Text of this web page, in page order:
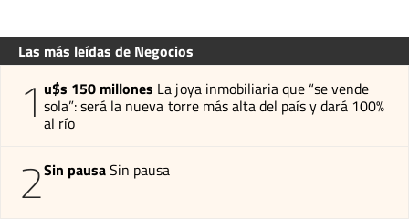
Las más leídas de Negocios
1 u$s 150 millones La joya inmobiliaria que “se vende
sola”: será la nueva torre más alta del país y dará 100%
al río
2Sin pausaSin pausa